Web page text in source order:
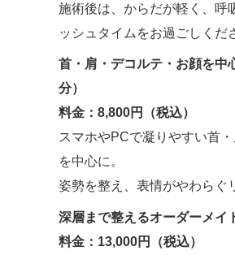
施術後は、からだが軽く、呼
ッシュタイムをお過ごしくだ
首・肩・デコルテ・お顔を中
分）
料金：8,800円（税込）
スマホやPCで凝りやすい首
を中心に。
姿勢を整え、表情がやわらぐ
深層まで整えるオーダーメイ
料金：13,000円（税込）